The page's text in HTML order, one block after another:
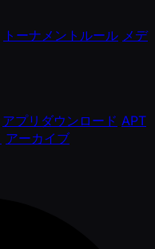
トーナメントルール メデ
アプリダウンロード APT
アーカイブ